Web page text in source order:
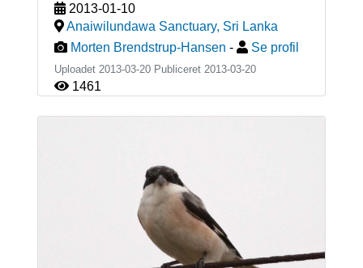
2013-01-10
Anaiwilundawa Sanctuary, Sri Lanka
Morten Brendstrup-Hansen - Se profil
Uploadet 2013-03-20 Publiceret 2013-03-20
1461